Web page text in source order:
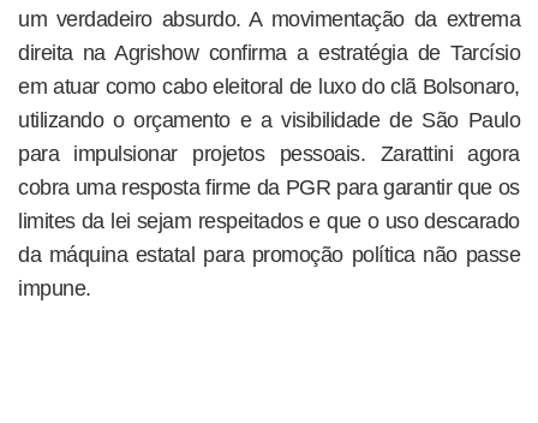
um verdadeiro absurdo. A movimentação da extrema
direita na Agrishow confirma a estratégia de Tarcísio
em atuar como cabo eleitoral de luxo do clã Bolsonaro,
utilizando o orçamento e a visibilidade de São Paulo
para impulsionar projetos pessoais. Zarattini agora
cobra uma resposta firme da PGR para garantir que os
limites da lei sejam respeitados e que o uso descarado
da máquina estatal para promoção política não passe
impune.